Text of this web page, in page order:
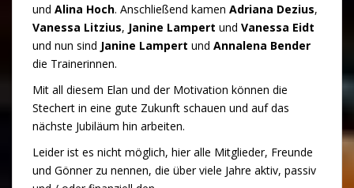
und Alina Hoch. Anschließend kamen Adriana Dezius,
Vanessa Litzius, Janine Lampert und Vanessa Eidt
und nun sind Janine Lampert und Annalena Bender
die Trainerinnen.
Mit all diesem Elan und der Motivation können die
Stechert in eine gute Zukunft schauen und auf das
nächste Jubiläum hin arbeiten.
Leider ist es nicht möglich, hier alle Mitglieder, Freunde
und Gönner zu nennen, die über viele Jahre aktiv, passiv